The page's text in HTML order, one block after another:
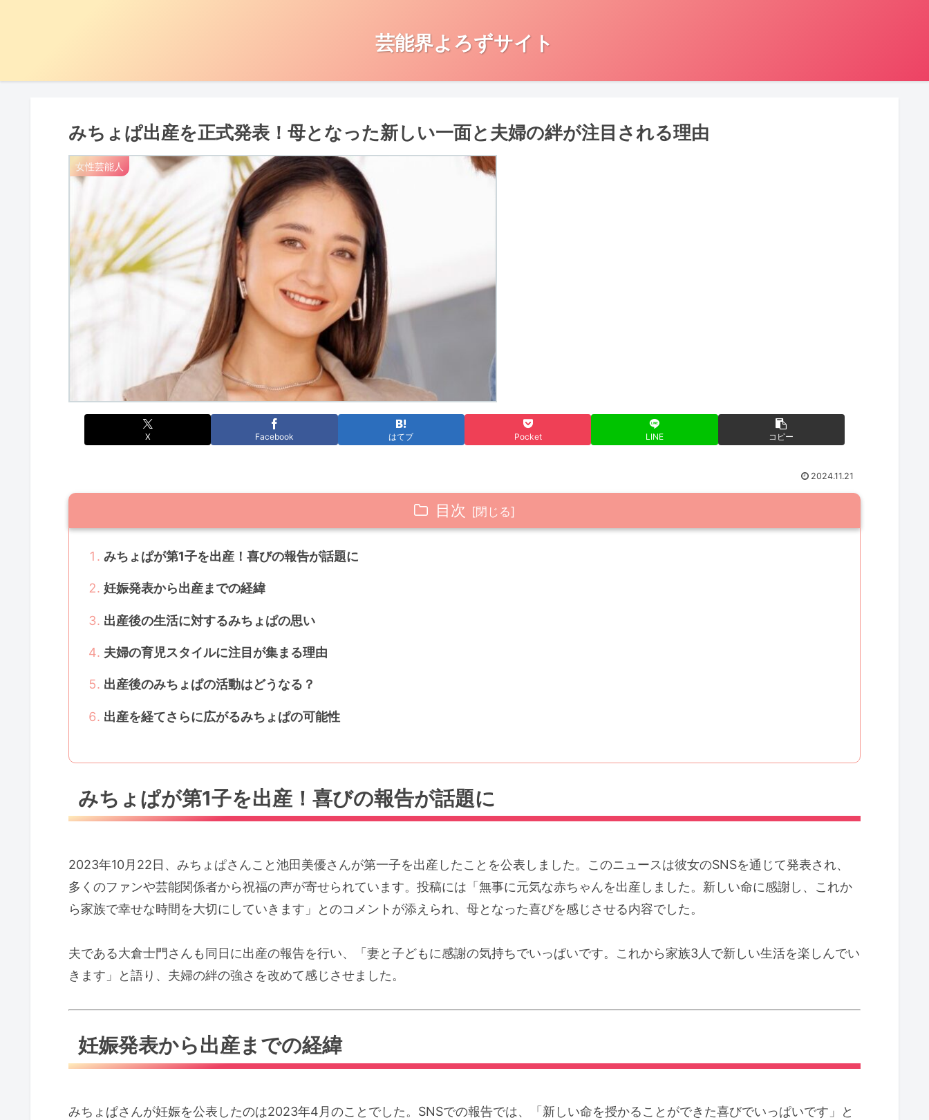
芸能界よろずサイト
みちょぱ出産を正式発表！母となった新しい一面と夫婦の絆が注目される理由
女性芸能人
X Facebook はてブ Pocket LINE コピー
2024.11.21
目次
みちょぱが第1子を出産！喜びの報告が話題に
妊娠発表から出産までの経緯
出産後の生活に対するみちょぱの思い
夫婦の育児スタイルに注目が集まる理由
出産後のみちょぱの活動はどうなる？
出産を経てさらに広がるみちょぱの可能性
みちょぱが第1子を出産！喜びの報告が話題に
2023年10月22日、みちょぱさんこと池田美優さんが第一子を出産したことを公表しました。このニュースは彼女のSNSを通じて発表され、
多くのファンや芸能関係者から祝福の声が寄せられています。投稿には「無事に元気な赤ちゃんを出産しました。新しい命に感謝し、これか
ら家族で幸せな時間を大切にしていきます」とのコメントが添えられ、母となった喜びを感じさせる内容でした。
夫である大倉士門さんも同日に出産の報告を行い、「妻と子どもに感謝の気持ちでいっぱいです。これから家族3人で新しい生活を楽しんでい
きます」と語り、夫婦の絆の強さを改めて感じさせました。
妊娠発表から出産までの経緯
みちょぱさんが妊娠を公表したのは2023年4月のことでした。SNSでの報告では、「新しい命を授かることができた喜びでいっぱいです」と